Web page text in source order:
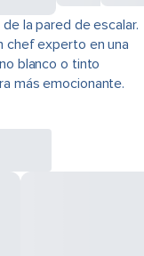
la pared de escalar.
chef experto en una
blanco o tinto
más emocionante.